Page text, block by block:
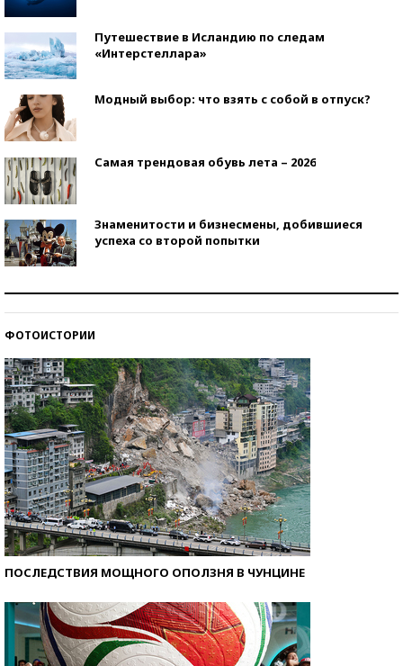
Путешествие в Исландию по следам
«Интерстеллара»
Модный выбор: что взять с собой в отпуск?
Самая трендовая обувь лета – 2026
Знаменитости и бизнесмены, добившиеся
успеха со второй попытки
ФОТОИСТОРИИ
ПОСЛЕДСТВИЯ МОЩНОГО ОПОЛЗНЯ В ЧУНЦИНЕ